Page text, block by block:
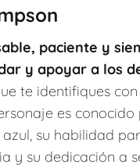
paciente y
y apoyar a los
te identifiques
es conocido
su habilidad
y su dedicación a